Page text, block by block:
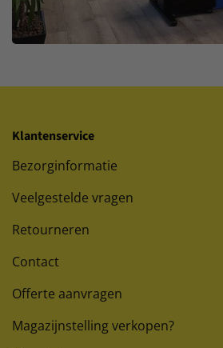
Klantenservice
Bezorginformatie
Veelgestelde vragen
Retourneren
Contact
Offerte aanvragen
Magazijnstelling verkopen?